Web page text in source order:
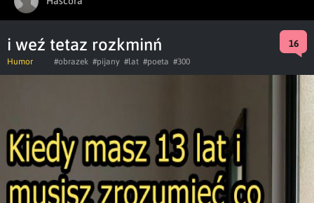
i weź tetaz rozkminń 16
Humor #obrazek #pijany #lat #poeta #300